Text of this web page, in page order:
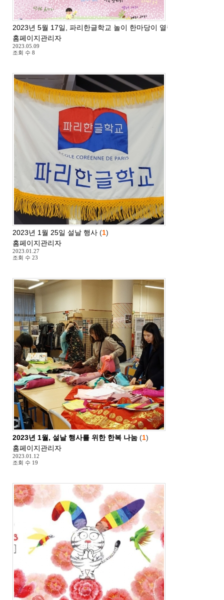
2023년 5월 17일, 파리한글학교 놀이 한마당이 열립니다.
홈페이지관리자
2023.05.09
조회 수 8
2023년 1월 25일 설날 행사 (1)
홈페이지관리자
2023.01.27
조회 수 23
2023년 1월, 설날 행사를 위한 한복 나눔 (1)
홈페이지관리자
2023.01.12
조회 수 19